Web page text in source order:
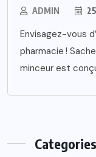
ADMIN
Envisagez-vous
pharmacie !
minceur est
Categories